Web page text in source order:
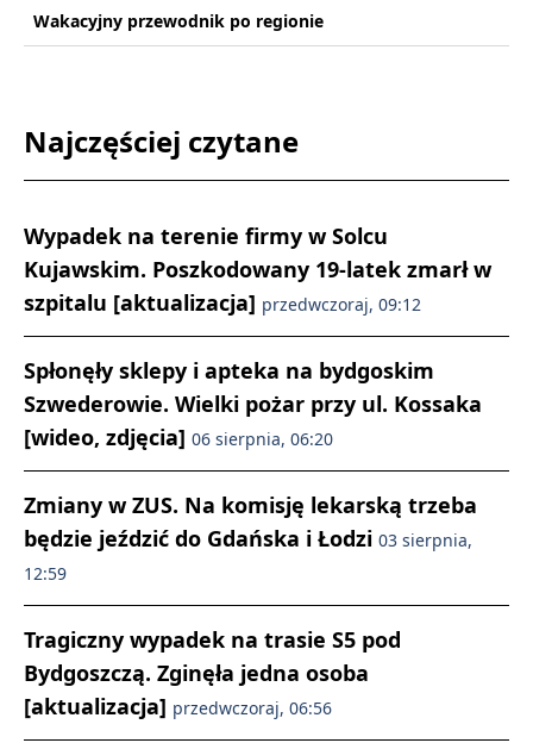
Wakacyjny przewodnik po regionie
Najczęściej czytane
Wypadek na terenie firmy w Solcu
Kujawskim. Poszkodowany 19-latek zmarł w
szpitalu [aktualizacja] przedwczoraj, 09:12
Spłonęły sklepy i apteka na bydgoskim
Szwederowie. Wielki pożar przy ul. Kossaka
[wideo, zdjęcia] 06 sierpnia, 06:20
Zmiany w ZUS. Na komisję lekarską trzeba
będzie jeździć do Gdańska i Łodzi 03 sierpnia,
12:59
Tragiczny wypadek na trasie S5 pod
Bydgoszczą. Zginęła jedna osoba
[aktualizacja] przedwczoraj, 06:56